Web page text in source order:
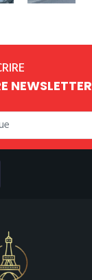
NEWSLETTER